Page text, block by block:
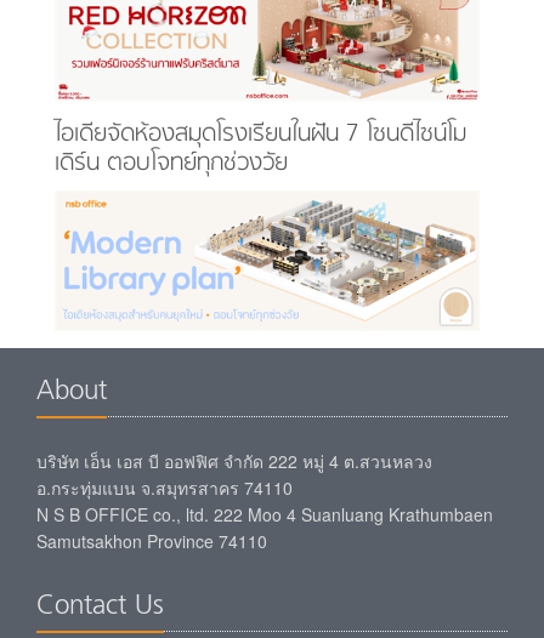
ไอเดียจัดห้องสมุดโรงเรียนในฝัน 7 โซนดีไซน์โม
เดิร์น ตอบโจทย์ทุกช่วงวัย
About
บริษัท เอ็น เอส บี ออฟฟิศ จำกัด 222 หมู่ 4 ต.สวนหลวง
อ.กระทุ่มแบน จ.สมุทรสาคร 74110
N S B OFFICE co., ltd. 222 Moo 4 Suanluang Krathumbaen
Samutsakhon Province 74110
Contact Us